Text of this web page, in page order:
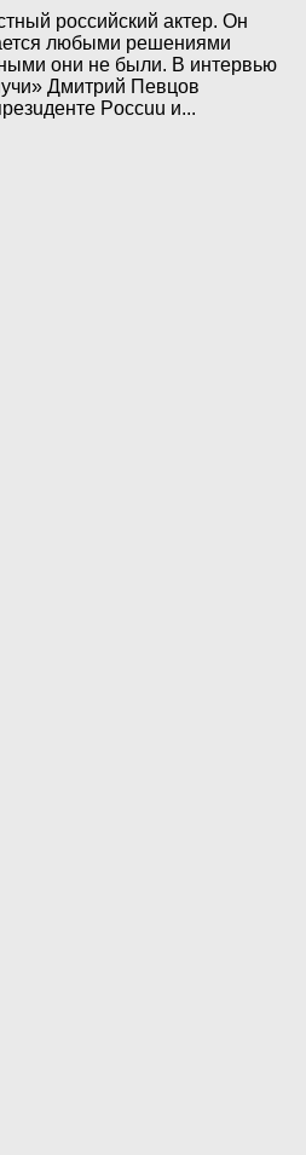
российский актер. Он
любыми решениями
они не были. В интервью
Дмитрий Певцов
Poccuu и...